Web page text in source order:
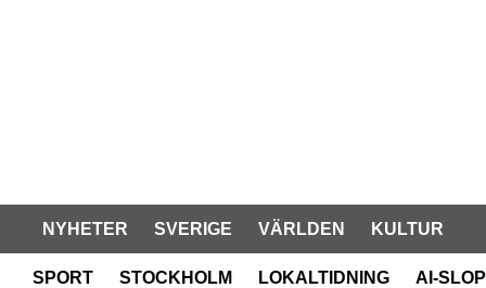
NYHETER SVERIGE VÄRLDEN KULTUR
SPORT STOCKHOLM LOKALTIDNING AI-SLOP